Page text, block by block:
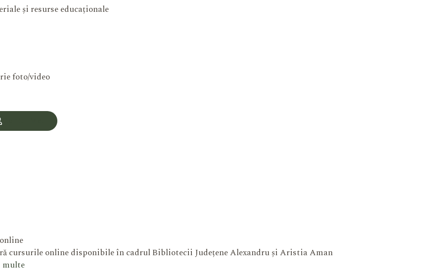
și resurse educaționale
foto/video
cursurile online disponibile în cadrul Bibliotecii Județene Alexandru și Aristia Aman
multe